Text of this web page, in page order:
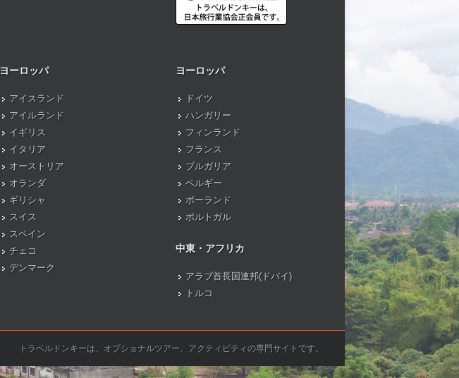
ヨーロッパ
アイスランド
アイルランド
イギリス
イタリア
オーストリア
オランダ
ギリシャ
スイス
スペイン
チェコ
デンマーク
ヨーロッパ
ドイツ
ハンガリー
フィンランド
フランス
ブルガリア
ベルギー
ポーランド
ポルトガル
中東・アフリカ
アラブ首長国連邦(ドバイ)
トルコ
トラベルドンキーは、オプショナルツアー、アクティビティの専門サイトです。